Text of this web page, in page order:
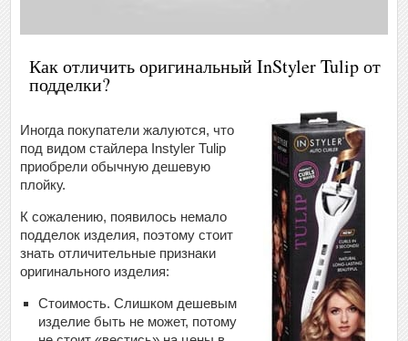
Как отличить оригинальный InStyler Tulip от
подделки?
Иногда покупатели жалуются, что
под видом стайлера Instyler Tulip
приобрели обычную дешевую
плойку.
К сожалению, появилось немало
подделок изделия, поэтому стоит
знать отличительные признаки
оригинального изделия:
Стоимость. Слишком дешевым
изделие быть не может, потому